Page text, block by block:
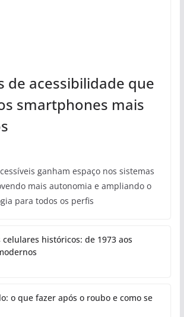
de acessibilidade que
smartphones mais
ganham espaço nos sistemas
mais autonomia e ampliando o
para todos os perfis
celulares históricos: de 1973 aos
o que fazer após o roubo e como se